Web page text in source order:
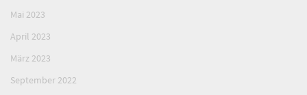
Mai 2023
April 2023
März 2023
September 2022